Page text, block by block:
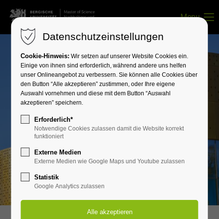
Login
Benutzername
Passwort
Anmelden
Register|Lost your password?
Menu
Datenschutzeinstellungen
Cookie-Hinweis: Wir setzen auf unserer Website Cookies ein.
Einige von ihnen sind erforderlich, während andere uns helfen
unser Onlineangebot zu verbessern. Sie können alle Cookies über
den Button “Alle akzeptieren” zustimmen, oder Ihre eigene
Auswahl vornehmen und diese mit dem Button “Auswahl
akzeptieren” speichern.
Erforderlich*
Notwendige Cookies zulassen damit die Website korrekt
funktioniert
Externe Medien
Externe Medien wie Google Maps und Youtube zulassen
Statistik
Google Analytics zulassen